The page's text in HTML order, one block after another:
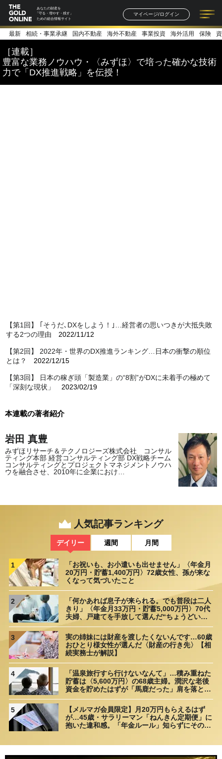
あなたの財産を
「守る・増やす・残す」
ための総合情報サイト
マイページ/ログイン
記事一覧 連載一覧
著者一覧 書籍一覧
最新 相続・事業承継 国内不動産 海外不動産 事業投資 海外活用 保険
［連載］
豊富な業務ノウハウ・〈みずほ〉で培った確かな技術
力で「DX推進戦略」を伝授！
【第1回】 ｢そうだ､DXをしよう！｣…経営者の思いつきが大抵失敗
する2つの理由 2022/11/12
【第2回】 2022年・世界のDX推進ランキング…日本の衝撃の順位
とは？
2022/12/15
【第3回】 日本の稼ぎ頭「製造業」の“8割”がDXに未着手の極めて
「深刻な現状」
2023/02/19
本連載の著者紹介
岩田 真豊
みずほリサーチ＆テクノロジーズ株式会社 コンサル
ティング本部 経営コンサルティング部 DX戦略チーム
コンサルティングとプロジェクトマネジメントノウハ
ウを融合させ、2010年に企業におけ…
人気記事ランキング
デイリー 週間 月間
1
「お祝いも、お小遣いも出せません」〈年金月
20万円・貯蓄1,400万円〉72歳女性、孫が来な
くなって気づいたこと
2
「何かあれば息子が来られる。でも普段は二人
きり」〈年金月33万円・貯蓄5,000万円〉70代
夫婦、戸建てを手放して選んだ“ちょうどいい
3
実の姉妹には財産を渡したくないんです…60歳
おひとり様女性が選んだ〈財産の行き先〉【相
続実務士が解説】
4
「温泉旅行すら行けないなんて」…積み重ねた
貯蓄は〈5,600万円〉の68歳主婦。潤沢な老後
資金を貯めたはずが「馬鹿だった」肩を落とす
5
【メルマガ会員限定】月20万円もらえるはず
が…45歳・サラリーマン「ねんきん定期便」に
抱いた違和感。「年金ルール」知らずにそのま